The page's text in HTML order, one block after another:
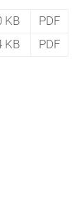
KB
PDF
KB PDF